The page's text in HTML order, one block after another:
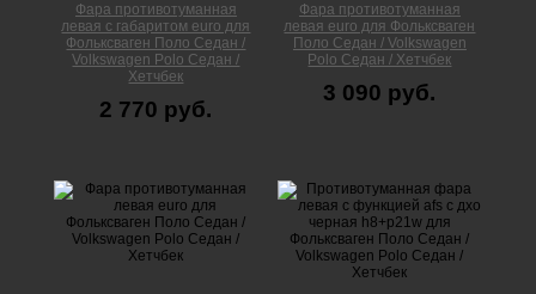
Фара противотуманная
левая с габаритом euro для
Фольксваген Поло Cедан /
Volkswagen Polo Седан /
Хетчбек
2 770 руб.
Фара противотуманная
левая euro для Фольксваген
Поло Cедан / Volkswagen
Polo Седан / Хетчбек
3 090 руб.